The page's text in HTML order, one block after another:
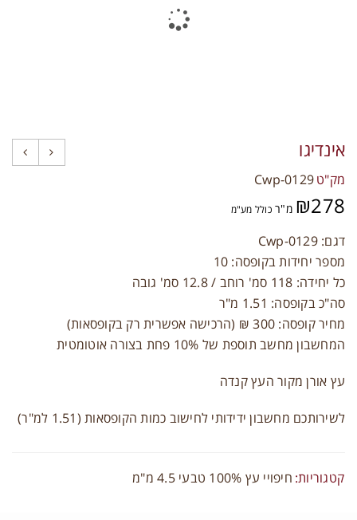
משתמש או כתובת אימייל *
אינדיגו
מק"טCwp-0129
₪278 מ"רכולל מע"מ
דגם: Cwp-0129
מספר יחידות בקופסה: 10
כל יחידה: 118 סמ' רוחב / 12.8 סמ' גובה
סה"כ בקופסה: 1.51 מ"ר
מחיר קופסה: 300 ₪ (הרכישה אפשרית רק בקופסאות)
המחשבון מחשב תוספת של 10% פחת בצורה אוטומטית
עץ אורן מקור העץ קנדה
לשירותכם מחשבון ידידותי לחישוב כמות הקופסאות (1.51 למ"ר)
קטגוריות: חיפויי עץ 100% טבעי 4.5 מ"מ